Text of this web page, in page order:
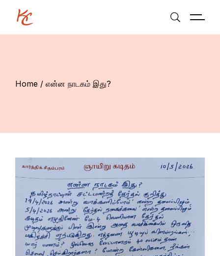
content
Home என்ன நாடகம் இது?